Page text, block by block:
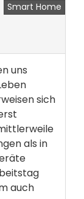
Smart Home
uns
sich
als in
auch